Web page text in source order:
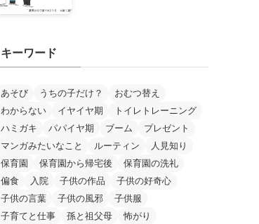
キーワード
あそび うちの子だけ？
おむつ替え
わからない
イヤイヤ期
トイレトレーニング
ハミガキ
パパイヤ期 ブーム
プレゼント
マンガみたいなこと
ルーティン
人見知り
保育園
保育園から帰宅後
保育園の洗礼
偏食
入院 子供の作品
子供の好奇心
子供の言葉
子供の風邪
子供服
子育てと仕事
孫と祖父母
怖がり